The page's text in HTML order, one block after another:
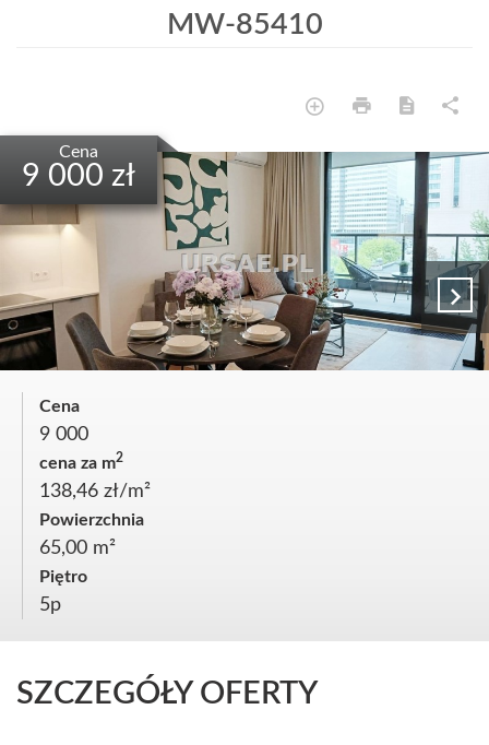
MW-85410
Cena
9 000 zł
Cena
9 000
cena za m2
138,46 zł/m²
Powierzchnia
65,00 m²
Piętro
5p
SZCZEGÓŁY OFERTY